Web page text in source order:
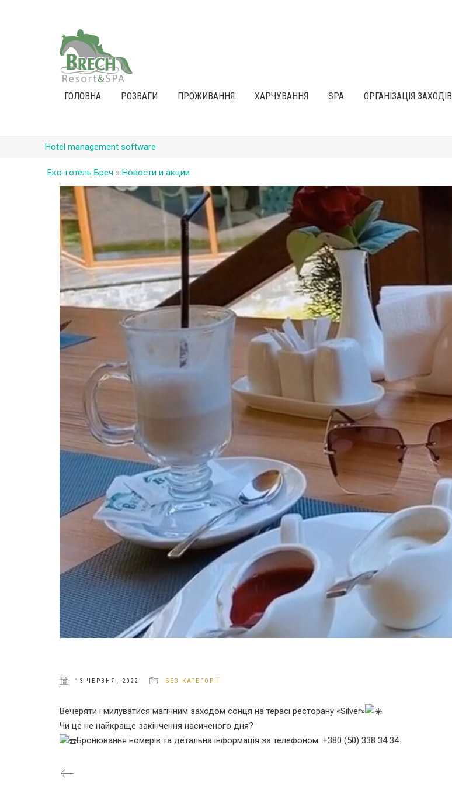
ГОЛОВНА РОЗВАГИ ПРОЖИВАННЯ ХАРЧУВАННЯ SPA ОРГАНІЗАЦІЯ ЗАХОДІВ
Hotel management software
Еко-готель Бреч » Новости и акции
13 ЧЕРВНЯ, 2022 БЕЗ КАТЕГОРІЇ
Вечеряти і милуватися магічним заходом сонця на терасі ресторану «Silver»
Чи це не найкраще закінчення насиченого дня?
Бронювання номерів та детальна інформація за телефоном: +380 (50) 338 34 34